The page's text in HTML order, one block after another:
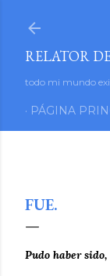
RELATOR
todo mi mundo
PÁGINA
FUE.
Pudo haber sido,